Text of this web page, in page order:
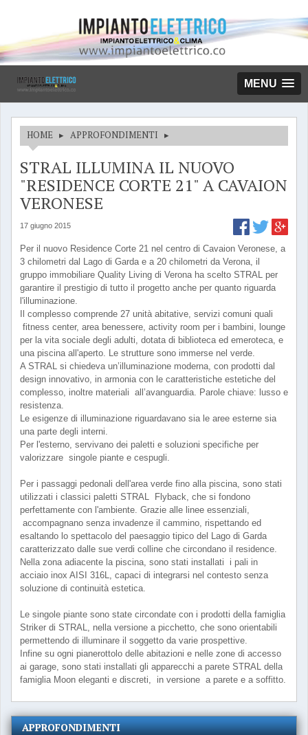
MENU
HOME ▸ APPROFONDIMENTI ▸
STRAL ILLUMINA IL NUOVO
"RESIDENCE CORTE 21" A CAVAION
VERONESE
17 giugno 2015
Per il nuovo Residence Corte 21 nel centro di Cavaion Veronese, a
3 chilometri dal Lago di Garda e a 20 chilometri da Verona, il
gruppo immobiliare Quality Living di Verona ha scelto STRAL per
garantire il prestigio di tutto il progetto anche per quanto riguarda
l'illuminazione.
Il complesso comprende 27 unità abitative, servizi comuni quali
fitness center, area benessere, activity room per i bambini, lounge
per la vita sociale degli adulti, dotata di biblioteca ed emeroteca, e
una piscina all'aperto. Le strutture sono immerse nel verde.
A STRAL si chiedeva un’illuminazione moderna, con prodotti dal
design innovativo, in armonia con le caratteristiche estetiche del
complesso, inoltre materiali all’avanguardia. Parole chiave: lusso e
resistenza.
Le esigenze di illuminazione riguardavano sia le aree esterne sia
una parte degli interni.
Per l'esterno, servivano dei paletti e soluzioni specifiche per
valorizzare singole piante e cespugli.
Per i passaggi pedonali dell'area verde fino alla piscina, sono stati
utilizzati i classici paletti STRAL Flyback, che si fondono
perfettamente con l'ambiente. Grazie alle linee essenziali,
accompagnano senza invadenze il cammino, rispettando ed
esaltando lo spettacolo del paesaggio tipico del Lago di Garda
caratterizzato dalle sue verdi colline che circondano il residence.
Nella zona adiacente la piscina, sono stati installati i pali in
acciaio inox AISI 316L, capaci di integrarsi nel contesto senza
soluzione di continuità estetica.
Le singole piante sono state circondate con i prodotti della famiglia
Striker di STRAL, nella versione a picchetto, che sono orientabili
permettendo di illuminare il soggetto da varie prospettive.
Infine su ogni pianerottolo delle abitazioni e nelle zone di accesso
ai garage, sono stati installati gli apparecchi a parete STRAL della
famiglia Moon eleganti e discreti, in versione a parete e a soffitto.
APPROFONDIMENTI